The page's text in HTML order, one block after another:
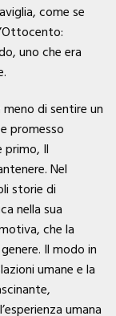
come se
uno che era
di sentire un
promesso
Il
Nel
storie di
nella sua
che la
Il modo in
umane e la
umana